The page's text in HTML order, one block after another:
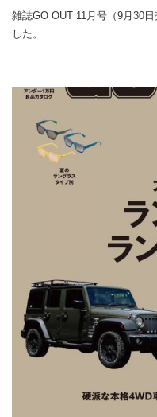
雑誌GO OUT 11月号（9月30
した。 …